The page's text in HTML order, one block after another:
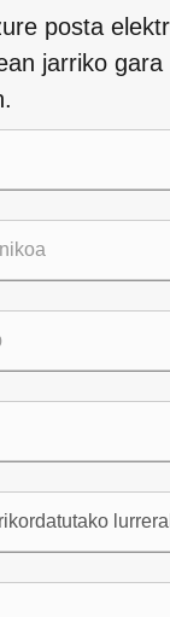
posta
jarriko gara